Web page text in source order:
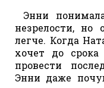
Энни
незрелости, но
легче. Когда
хочет до
провести
Энни даже